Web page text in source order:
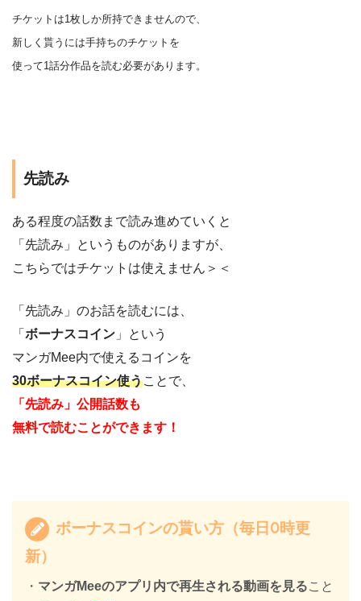
チケットは1枚しか所持できませんので、
新しく貰うには手持ちのチケットを
使って1話分作品を読む必要があります。
先読み
ある程度の話数まで読み進めていくと
「先読み」というものがありますが、
こちらではチケットは使えません＞＜
「先読み」のお話を読むには、
「 ボーナスコイン 」という
マンガMee内で使えるコインを
30ボーナスコイン使うことで、
「先読み」公開話数も
無料で読むことができます！
ボーナスコインの貰い方（毎日0時更
新）
・ マンガMeeのアプリ内で再生される動画を見ること